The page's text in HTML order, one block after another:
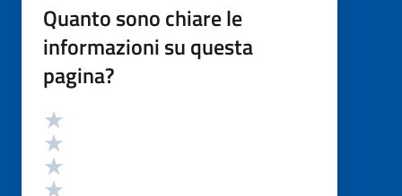
Quanto sono chiare le
informazioni su questa
pagina?
Valutazione